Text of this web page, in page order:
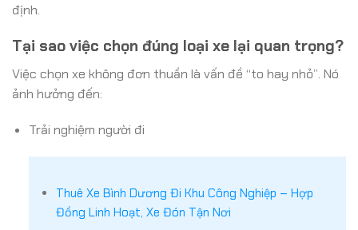
định.
Tại sao việc chọn đúng loại xe lại quan trọng?
Việc chọn xe không đơn thuần là vấn đề “to hay nhỏ”. Nó
ảnh hưởng đến:
Trải nghiệm người đi
Thuê Xe Bình Dương Đi Khu Công Nghiệp – Hợp
Đồng Linh Hoạt, Xe Đón Tận Nơi